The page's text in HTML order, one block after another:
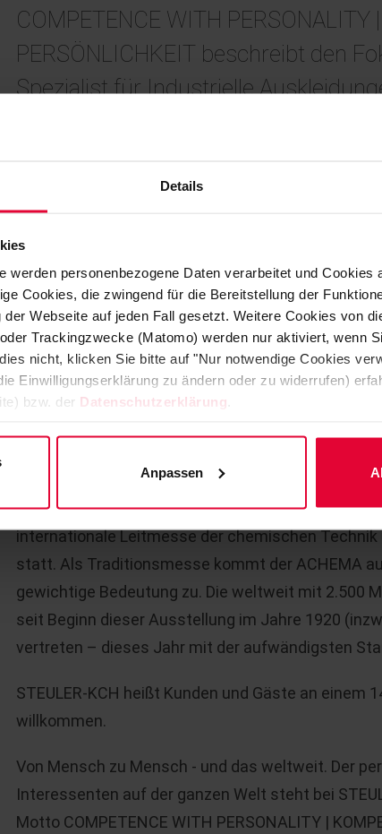
Details
werden personenbezogene Daten verarbeitet und Cookies
Cookies, die zwingend für die Bereitstellung der
Webseite auf jeden Fall gesetzt. Weitere Cookies von
Trackingzwecke (Matomo) werden nur aktiviert, wenn
nicht, klicken Sie bitte auf "Nur notwendige Cookies
Einwilligungserklärung zu ändern oder zu widerrufen)
bzw. der Datenschutzerklärung
Anpassen
COMPETENCE WITH PERSONALITY
PERSÖNLICHKEIT beschreibt den
Spezialist für Industrielle
Siershahn (Deutschland), in
hat. Das Konzept zielt auf die
How, Produkt- und Leistungsvielfalt
Mai 2015
Im Mittelpunkt stehen großformatige Aufnahmen
am eigenen Arbeitsplatz und ergänzt um
global tätigen Industrieunternehmens geben.
Führungskräfte aus aller Welt kommen vom
15.
wegweisenden Branchentreff und
internationale Leitmesse der chemischen
statt. Als Traditionsmesse kommt der ACHEMA
gewichtige Bedeutung zu. Die weltweit mit 2.500
seit Beginn dieser Ausstellung im Jahre 1920
vertreten – dieses Jahr mit der aufwändigsten
STEULER-KCH heißt Kunden und Gäste an einem
willkommen.
Von Mensch zu Mensch - und das weltweit. Der
Interessenten auf der ganzen Welt steht bei
Motto COMPETENCE WITH PERSONALITY |